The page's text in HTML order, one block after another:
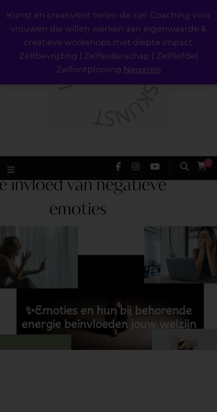
Kunst en creativiteit helen de ziel. Coaching voor
vrouwen die willen werken aan eigenwaarde &
creatieve workshops met diepte impact.
Zelfbevrijding | Zelfleiderschap | Zelfliefde|
Zelfontplooiing Negeren
0
✨️Emoties en hun bij behorende
energie beïnvloeden jouw welzijn